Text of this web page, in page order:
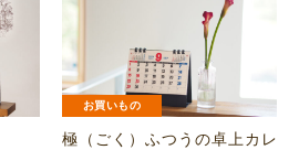
お買いもの
極（ごく）ふつうの卓上カレ